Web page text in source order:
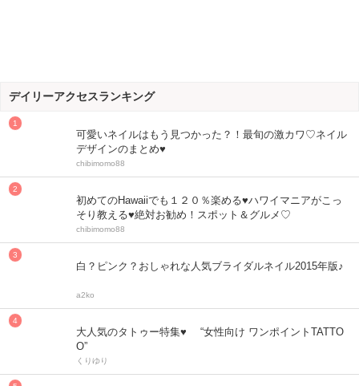
デイリーアクセスランキング
可愛いネイルはもう見つかった？！最旬の激カワ♡ネイル
デザインのまとめ♥
chibimomo88
初めてのHawaiiでも１２０％楽める♥ハワイマニアがこっ
そり教える♥絶対お勧め！スポット＆グルメ♡
chibimomo88
白？ピンク？おしゃれな人気ブライダルネイル2015年版♪
a2ko
大人気のタトゥー特集♥ “女性向け ワンポイントTATTO
O”
くりゆり